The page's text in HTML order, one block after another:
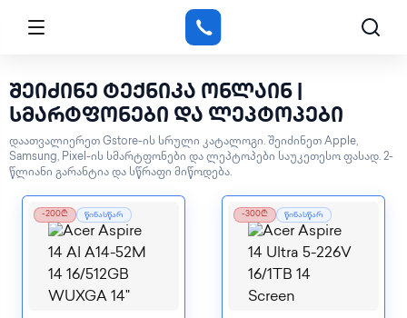
შეიძინე ტექნიკა ონლაინ |
სმარტფონები და ლეპტოპები
დაათვალიერეთ Gstore-ის სრული კატალოგი. შეიძინეთ Apple,
Samsung, Pixel-ის სმარტფონები და ლეპტოპები საუკეთესო ფასად. 2-
წლიანი გარანტია და სწრაფი მიწოდება.
-200₾ წინასწარ -300₾ წინასწარ